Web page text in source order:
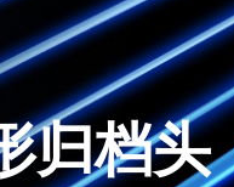
归档头